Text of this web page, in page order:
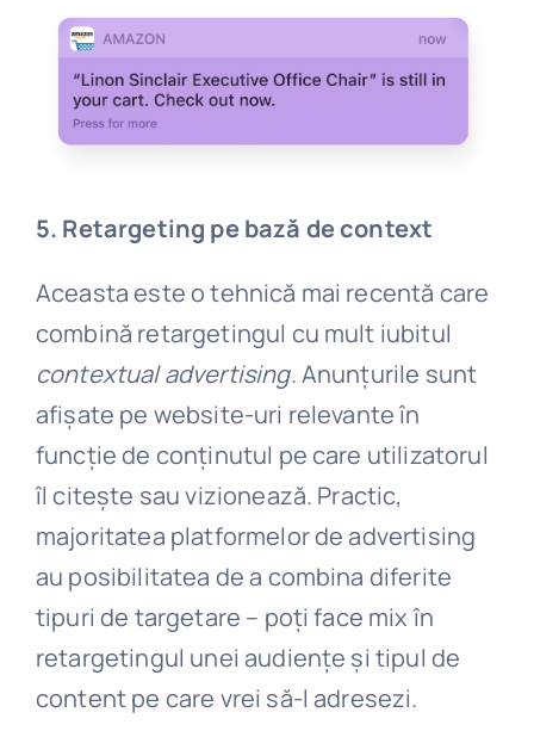
5. Retargeting pe bază de context
Aceasta este o tehnică mai recentă care
combină retargetingul cu mult iubitul
contextual advertising. Anunțurile sunt
afișate pe website-uri relevante în
funcție de conținutul pe care utilizatorul
îl citește sau vizionează. Practic,
majoritatea platformelor de advertising
au posibilitatea de a combina diferite
tipuri de targetare – poți face mix în
retargetingul unei audiențe și tipul de
content pe care vrei să-l adresezi.